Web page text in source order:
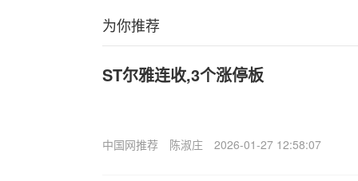
为你推荐
ST尔雅连收,3个涨停板
中国网推荐 陈淑庄 2026-01-27 12:58:07